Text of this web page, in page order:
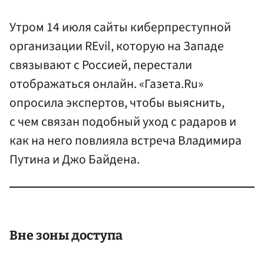
Утром 14 июля сайты киберпреступной
организации REvil, которую на Западе
связывают с Россией, перестали
отображаться онлайн. «Газета.Ru»
опросила экспертов, чтобы выяснить,
с чем связан подобный уход с радаров и
как на него повлияла встреча Владимира
Путина и Джо Байдена.
Вне зоны доступа